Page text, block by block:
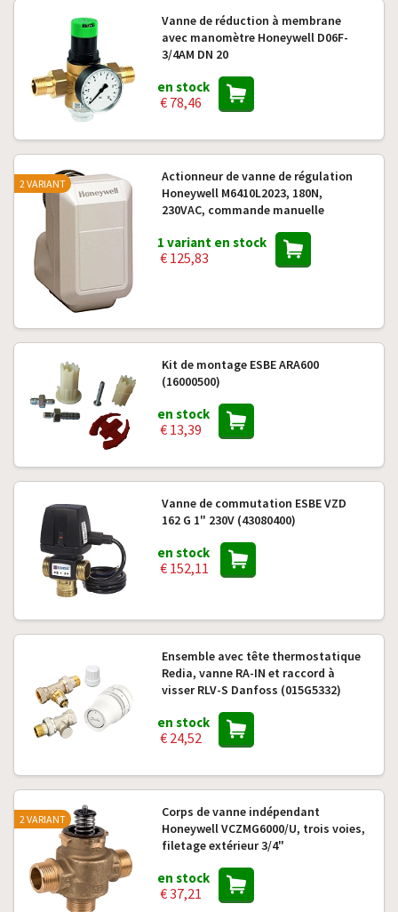
Vanne de réduction à membrane
avec manomètre Honeywell D06F-
3/4AM DN 20
en stock
€ 78,46
Actionneur de vanne de régulation
Honeywell M6410L2023, 180N,
230VAC, commande manuelle
1 variant en stock
€ 125,83
2 VARIANT
Kit de montage ESBE ARA600
(16000500)
en stock
€ 13,39
Vanne de commutation ESBE VZD
162 G 1" 230V (43080400)
en stock
€ 152,11
Ensemble avec tête thermostatique
Redia, vanne RA-IN et raccord à
visser RLV-S Danfoss (015G5332)
en stock
€ 24,52
Corps de vanne indépendant
Honeywell VCZMG6000/U, trois voies,
filetage extérieur 3/4"
en stock
€ 37,21
2 VARIANT